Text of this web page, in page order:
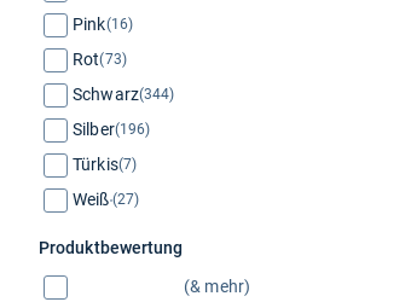
Pink(16)
Rot(73)
Schwarz(344)
Silber(196)
Türkis(7)
Weiß(27)
Produktbewertung
(& mehr)